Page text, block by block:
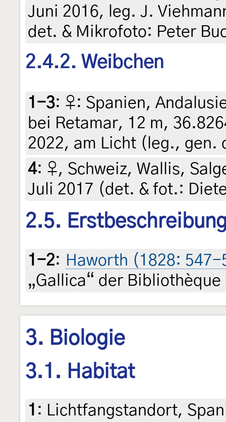
Juni 2016, leg. J.
det. & Mikrofoto: Peter
2.4.2. Weibchen
1-3: ♀: Spanien,
bei Retamar, 12 m,
2022, am Licht (leg., gen.
4: ♀, Schweiz, Wallis,
Juli 2017 (det. & fot.:
2.5.
1-2: Haworth (1828: 547-
„Gallica“ der
3. Biologie
3.1. Habitat
1 : Lichtfangstandort,